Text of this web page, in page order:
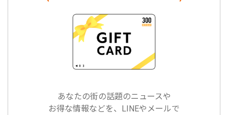
あなたの街の話題のニュースや
お得な情報などを、LINEやメールで